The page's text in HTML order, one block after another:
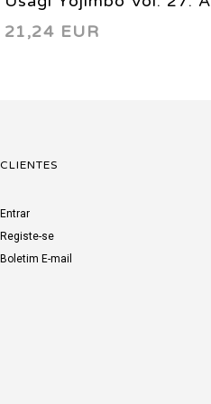
Town Called Hell 2013
21,24 EUR
CLIENTES
Entrar
Registe-se
Boletim E-mail